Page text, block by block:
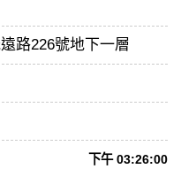
路226號地下一層
下午 03:26:00